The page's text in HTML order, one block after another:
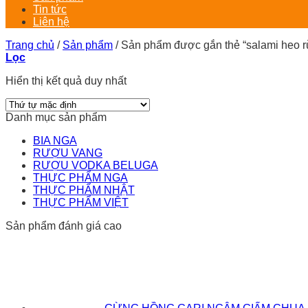
Tin tức
Liên hệ
Trang chủ / Sản phẩm /Sản phẩm được gắn thẻ “salami heo
Lọc
Hiển thị kết quả duy nhất
Danh mục sản phẩm
BIA NGA
RƯỢU VANG
RƯỢU VODKA BELUGA
THỰC PHẨM NGA
THỰC PHẨM NHẬT
THỰC PHẨM VIỆT
Sản phẩm đánh giá cao